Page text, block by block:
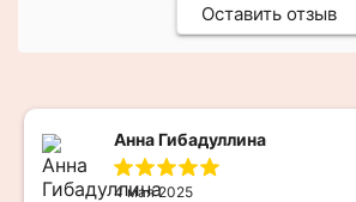
Оставить отзыв
Анна Гибадуллина
4 мая 2025